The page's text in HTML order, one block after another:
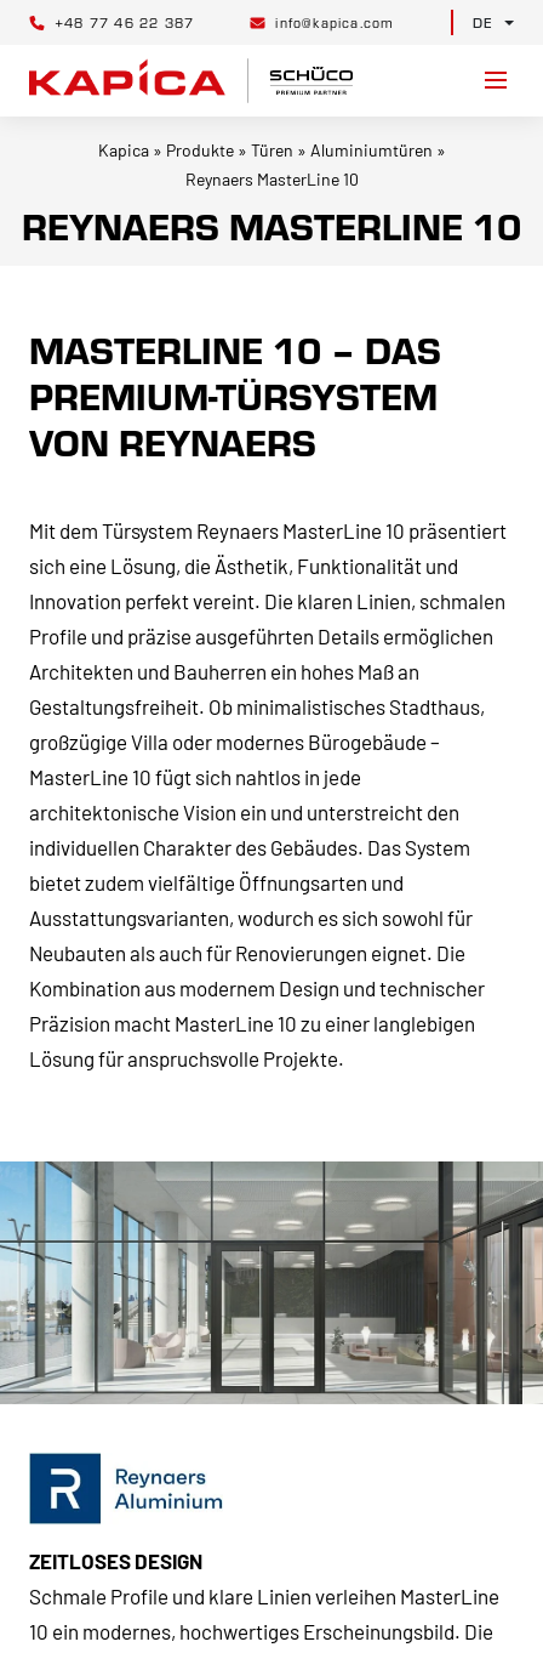
+48 77 46 22 387 info@kapica.com DE
Kapica» Produkte» Türen » Aluminiumtüren »
Reynaers MasterLine 10
REYNAERS MASTERLINE 10
MASTERLINE 10 – DAS
PREMIUM-TÜRSYSTEM
VON REYNAERS
Mit dem Türsystem Reynaers MasterLine 10 präsentiert
sich eine Lösung, die Ästhetik, Funktionalität und
Innovation perfekt vereint. Die klaren Linien, schmalen
Profile und präzise ausgeführten Details ermöglichen
Architekten und Bauherren ein hohes Maß an
Gestaltungsfreiheit. Ob minimalistisches Stadthaus,
großzügige Villa oder modernes Bürogebäude –
MasterLine 10 fügt sich nahtlos in jede
architektonische Vision ein und unterstreicht den
individuellen Charakter des Gebäudes. Das System
bietet zudem vielfältige Öffnungsarten und
Ausstattungsvarianten, wodurch es sich sowohl für
Neubauten als auch für Renovierungen eignet. Die
Kombination aus modernem Design und technischer
Präzision macht MasterLine 10 zu einer langlebigen
Lösung für anspruchsvolle Projekte.
ZEITLOSES DESIGN
Schmale Profile und klare Linien verleihen MasterLine
10 ein modernes, hochwertiges Erscheinungsbild. Die